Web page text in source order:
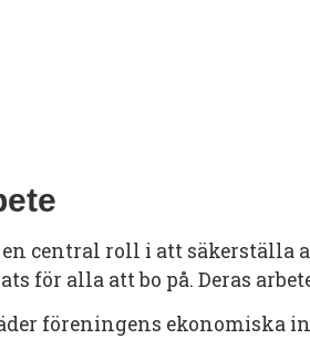
central roll i att säkerställa
för alla att bo på. Deras
föreningens ekonomiska